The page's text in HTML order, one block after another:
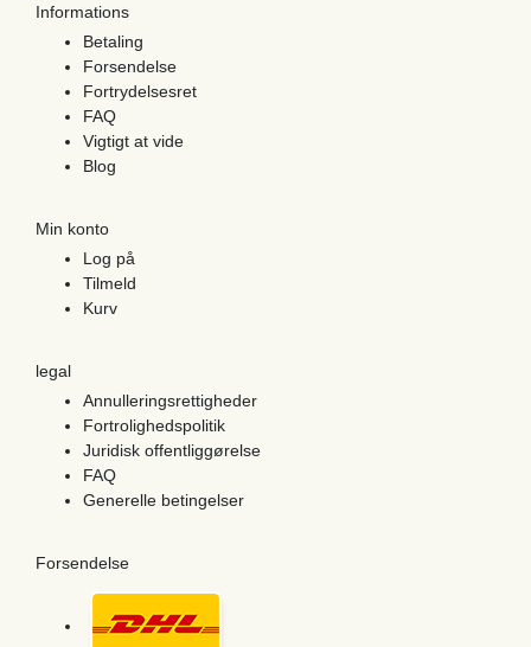
Informations
Betaling
Forsendelse
Fortrydelsesret
FAQ
Vigtigt at vide
Blog
Min konto
Log på
Tilmeld
Kurv
legal
Annulleringsrettigheder
Fortrolighedspolitik
Juridisk offentliggørelse
FAQ
Generelle betingelser
Forsendelse